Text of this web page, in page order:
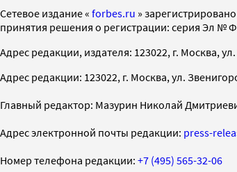
Cетевое издание « forbes.ru »
принятия решения о регистрации: серия Эл №
Адрес редакции, издателя: 123022, г. Москва,
Адрес редакции: 123022, г. Москва, ул.
Главный редактор: Мазурин Николай
Адрес электронной почты редакции: press-
Номер телефона редакции: +7 (495) 565-32-06